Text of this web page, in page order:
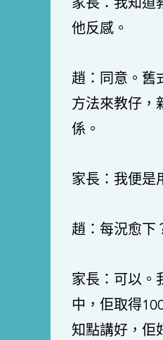
他反感。
趙：同意。舊
方法來教仔，
係。
家長：我便是
趙：每況愈下
家長：可以。
中，佢取得
知點講好，佢